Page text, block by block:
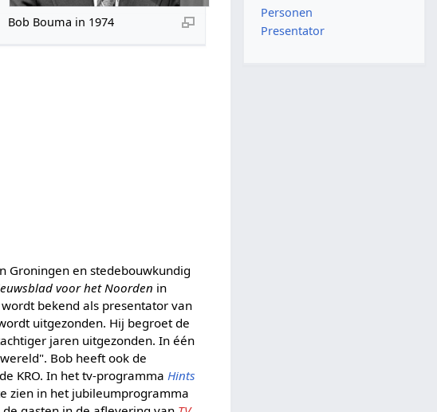
Bob Bouma in 1974
Groningen en stedebouwkundig
voor het Noorden in
wordt bekend als presentator van
uitgezonden. Hij begroet de
jaren uitgezonden. In één
Bob heeft ook de
KRO. In het tv-programma Hints
zien in het jubileumprogramma
Personen
Presentator